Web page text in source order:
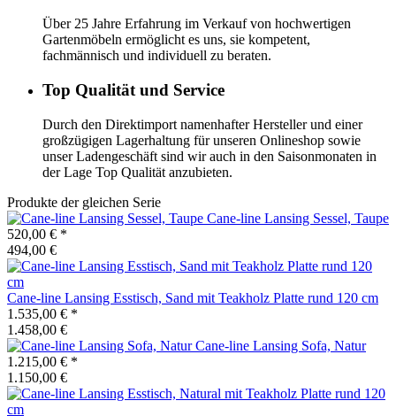
Über 25 Jahre Erfahrung im Verkauf von hochwertigen
Gartenmöbeln ermöglicht es uns, sie kompetent,
fachmännisch und individuell zu beraten.
Top Qualität und Service
Durch den Direktimport namenhafter Hersteller und einer
großzügigen Lagerhaltung für unseren Onlineshop sowie
unser Ladengeschäft sind wir auch in den Saisonmonaten in
der Lage Top Qualität anzubieten.
Produkte der gleichen Serie
Cane-line Lansing Sessel, Taupe
520,00 € *
494,00 €
Cane-line Lansing Esstisch, Sand mit Teakholz Platte rund 120 cm
1.535,00 € *
1.458,00 €
Cane-line Lansing Sofa, Natur
1.215,00 € *
1.150,00 €